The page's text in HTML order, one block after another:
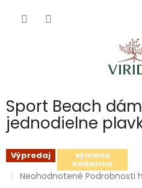
Sport Beach
jednodielne
Výpredaj výmena
zadarmo
Priemerné
Neohodnotené Podrobnosti